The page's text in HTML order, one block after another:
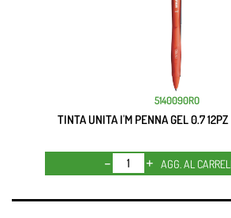
5140090RO
TINTA UNITA I'M PENNA GEL 0.7
Quantità
AGG. AL